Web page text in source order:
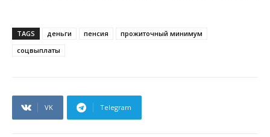
TAGS деньги пенсия
прожиточный минимум
соцвыплаты
VK Telegram